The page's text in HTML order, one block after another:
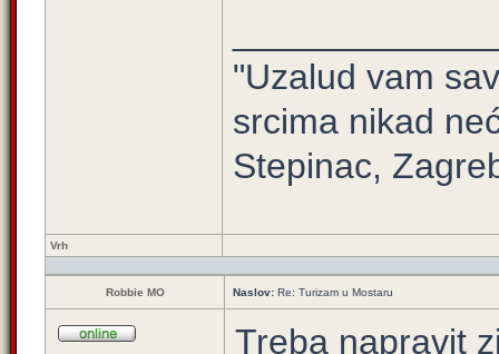
"Uzalud vam
srcima nikad
Stepinac,
Vrh
Robbie MO Naslov: Re: Turizam u Mostaru
Treba napravit